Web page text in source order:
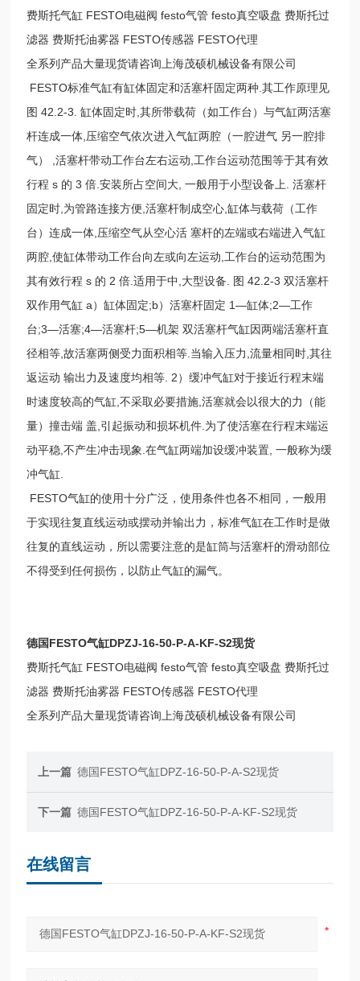
费斯托气缸 FESTO电磁阀 festo气管 festo真空吸盘 费斯托过
滤器 费斯托油雾器 FESTO传感器 FESTO代理
全系列产品大量现货请咨询上海茂硕机械设备有限公司
FESTO标准气缸有缸体固定和活塞杆固定两种.其工作原理见
图 42.2-3. 缸体固定时,其所带载荷（如工作台）与气缸两活塞
杆连成一体,压缩空气依次进入气缸两腔（一腔进气 另一腔排
气） ,活塞杆带动工作台左右运动,工作台运动范围等于其有效
行程 s 的 3 倍.安装所占空间大, 一般用于小型设备上. 活塞杆
固定时,为管路连接方便,活塞杆制成空心,缸体与载荷（工作
台）连成一体,压缩空气从空心活 塞杆的左端或右端进入气缸
两腔,使缸体带动工作台向左或向左运动,工作台的运动范围为
其有效行程 s 的 2 倍.适用于中,大型设备. 图 42.2-3 双活塞杆
双作用气缸 a）缸体固定;b）活塞杆固定 1—缸体;2—工作
台;3—活塞;4—活塞杆;5—机架 双活塞杆气缸因两端活塞杆直
径相等,故活塞两侧受力面积相等.当输入压力,流量相同时,其往
返运动 输出力及速度均相等. 2）缓冲气缸对于接近行程末端
时速度较高的气缸,不采取必要措施,活塞就会以很大的力（能
量）撞击端 盖,引起振动和损坏机件.为了使活塞在行程末端运
动平稳,不产生冲击现象.在气缸两端加设缓冲装置, 一般称为缓
冲气缸.
FESTO气缸的使用十分广泛，使用条件也各不相同，一般用
于实现往复直线运动或摆动并输出力，标准气缸在工作时是做
往复的直线运动，所以需要注意的是缸筒与活塞杆的滑动部位
不得受到任何损伤，以防止气缸的漏气。
德国FESTO气缸DPZJ-16-50-P-A-KF-S2现货
费斯托气缸 FESTO电磁阀 festo气管 festo真空吸盘 费斯托过
滤器 费斯托油雾器 FESTO传感器 FESTO代理
全系列产品大量现货请咨询上海茂硕机械设备有限公司
上一篇 德国FESTO气缸DPZ-16-50-P-A-S2现货
下一篇 德国FESTO气缸DPZ-16-50-P-A-KF-S2现货
在线留言